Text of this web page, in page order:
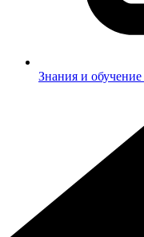
Знания и обучение